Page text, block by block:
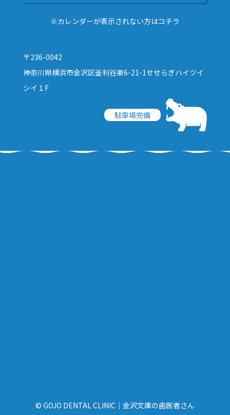
※カレンダーが表示されない方はコチラ
〒236-0042
神奈川県横浜市金沢区釜利谷東6-21-1せせらぎハイツイ
シイ１F
駐車場完備
© GOJO DENTAL CLINIC｜金沢文庫の歯医者さん